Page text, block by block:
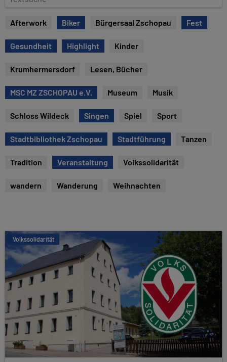
e
s
u
e
Afterwork Biker Bürgersaal Zschopau Fest
Gesundheit Highlight Kinder
Krumhermersdorf Lesen, Bücher
MSC MZ ZSCHOPAU e.V. Museum Musik
Schloss Wildeck Singen Spiel Sport
Stadtbibliothek Zschopau Stadtführung Tanzen
Tradition Veranstaltung Volkssolidarität
wandern Wanderung Weihnachten
Volkssolidarität